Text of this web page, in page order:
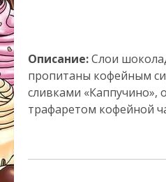
Описание:Слои
пропитаны кофейным
сливками «Каппучино»,
трафаретом кофейной